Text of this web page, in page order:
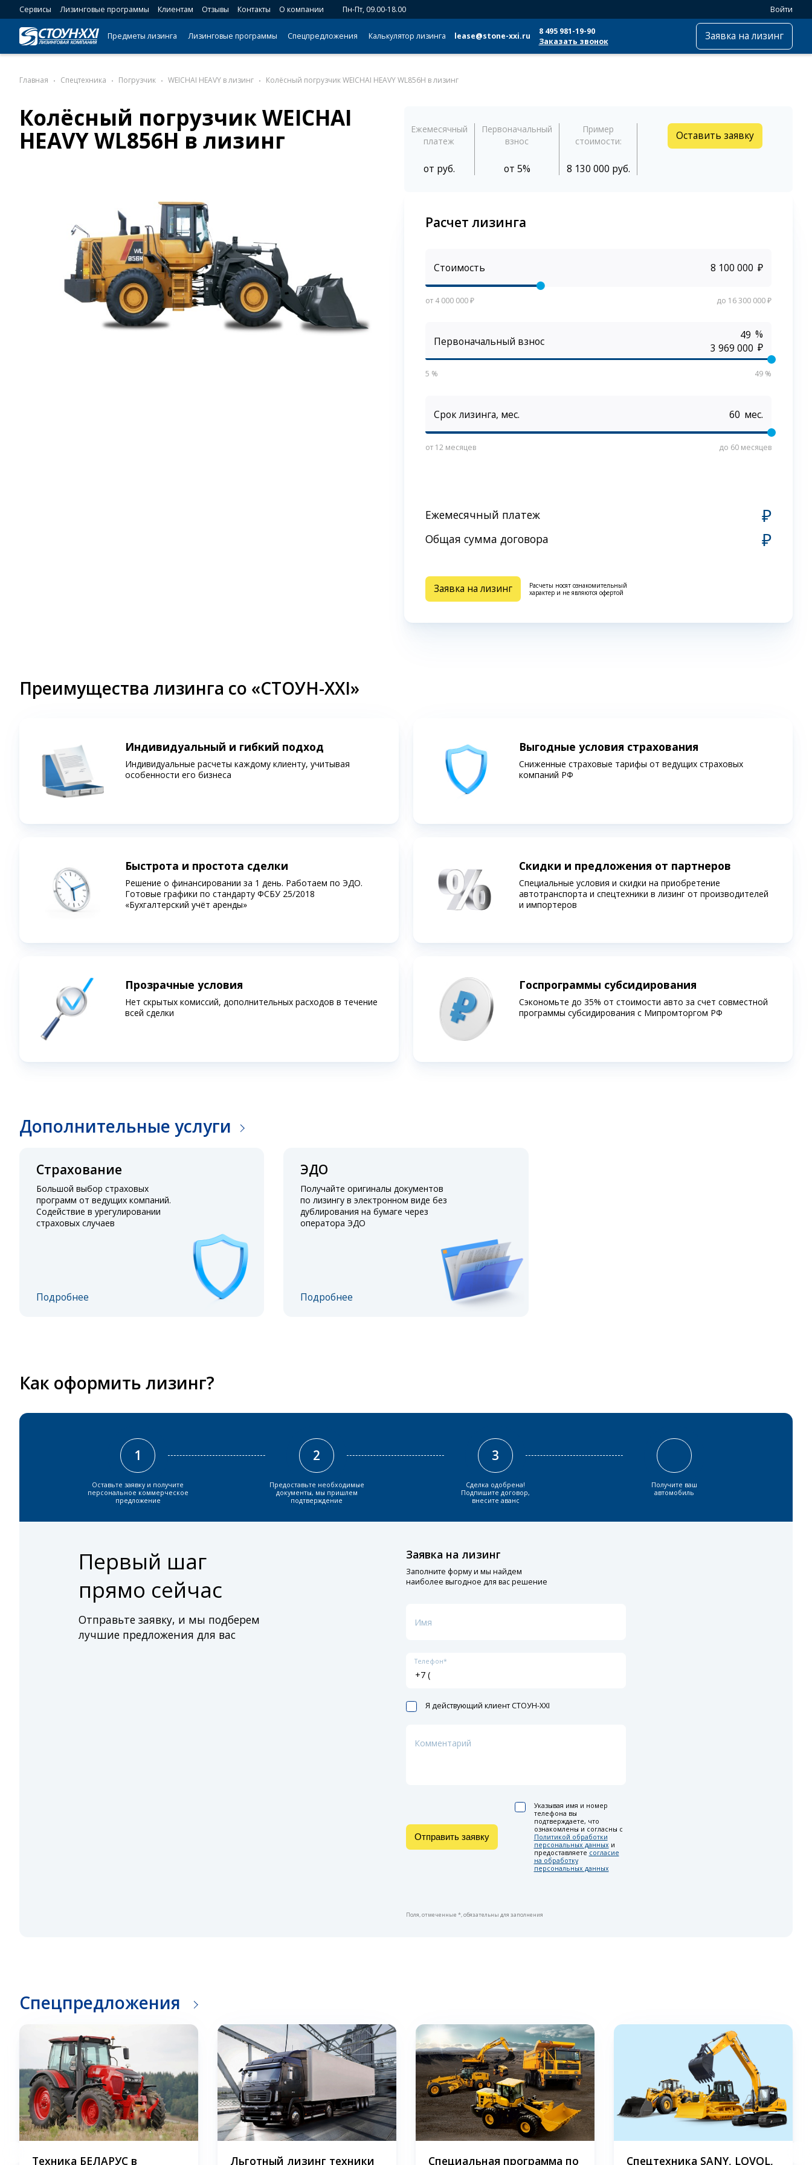
Сервисы Лизинговые программы Клиентам Отзывы Контакты О компании Пн-Пт, 09.00-18.00 Войти
Предметы лизинга Лизинговые программы Спецпредложения Калькулятор лизинга lease@stone-xxi.ru
8 495 981-19-90
Заказать звонок
Заявка на лизинг
Главная Спецтехника Погрузчик WEICHAI HEAVY в лизинг Колёсный погрузчик WEICHAI HEAVY WL856H в лизинг
Колёсный погрузчик WEICHAI
HEAVY WL856H в лизинг
Ежемесячный
платеж
от руб.
Первоначальный
взнос
от 5%
Пример
стоимости:
8 130 000 руб.
Оставить заявку
Расчет лизинга
Стоимость ₽
от 4 000 000 ₽ до 16 300 000 ₽
Первоначальный взнос
%
₽
5 % 49 %
Срок лизинга, мес. мес.
от 12 месяцев до 60 месяцев
Ежемесячный платеж ₽
Общая сумма договора ₽
Заявка на лизинг
Расчеты носят ознакомительный
характер и не являются офертой
Преимущества лизинга со «СТОУН-XXI»
Индивидуальный и гибкий подход
Индивидуальные расчеты каждому клиенту, учитывая
особенности его бизнеса
Быстрота и простота сделки
Решение о финансировании за 1 день. Работаем по ЭДО.
Готовые графики по стандарту ФСБУ 25/2018
«Бухгалтерский учёт аренды»
Прозрачные условия
Нет скрытых комиссий, дополнительных расходов в течение
всей сделки
Выгодные условия страхования
Сниженные страховые тарифы от ведущих страховых
компаний РФ
Скидки и предложения от партнеров
Специальные условия и скидки на приобретение
автотранспорта и спецтехники в лизинг от производителей
и импортеров
Госпрограммы субсидирования
Сэкономьте до 35% от стоимости авто за счет совместной
программы субсидирования c Мипромторгом РФ
Дополнительные услуги
Страхование
Большой выбор страховых
программ от ведущих компаний.
Содействие в урегулировании
страховых случаев
Подробнее
ЭДО
Получайте оригиналы документов
по лизингу в электронном виде без
дублирования на бумаге через
оператора ЭДО
Подробнее
Как оформить лизинг?
1
Оставьте заявку и получите
персональное коммерческое
предложение
2
Предоставьте необходимые
документы, мы пришлем
подтверждение
3
Сделка одобрена!
Подпишите договор,
внесите аванс
Получите ваш
автомобиль
Первый шаг
прямо сейчас
Отправьте заявку, и мы подберем
лучшие предложения для вас
Заявка на лизинг
Заполните форму и мы найдем
наиболее выгодное для вас решение
Имя
Телефон*
Я действующий клиент СТОУН-XXI
Комментарий
Отправить заявку
Указывая имя и номер
телефона вы
подтверждаете, что
ознакомлены и согласны с
Политикой обработки
персональных данных и
предоставляете согласие
на обработку
персональных данных
Поля, отмеченные *, обязательны для заполнения
Спецпредложения
Техника БЕЛАРУС в Льготный лизинг техники Специальная программа по Спецтехника SANY, LOVOL,